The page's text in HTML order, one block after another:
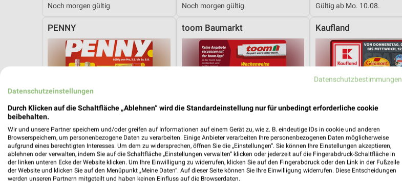
Noch morgen gültig Noch morgen gültig Gültig ab Mo. 10.08.
PENNY toom Baumarkt Kaufland
Datenschutzbestimmungen
Datenschutzeinstellungen
Durch Klicken auf die Schaltfläche „Ablehnen“ wird die Standardeinstellung nur für unbedingt erforderliche cookie
beibehalten.
Wir und unsere Partner speichern und/oder greifen auf Informationen auf einem Gerät zu, wie z. B. eindeutige IDs in cookie und anderen
Browserspeichern, um personenbezogene Daten zu verarbeiten. Einige Anbieter verarbeiten Ihre personenbezogenen Daten möglicherweise
aufgrund eines berechtigten Interesses. Um dem zu widersprechen, öffnen Sie die „Einstellungen“. Sie können Ihre Einstellungen akzeptieren,
ablehnen oder verwalten, indem Sie auf die Schaltfläche „Einstellungen verwalten“ klicken oder jederzeit auf die Fingerabdruck-Schaltfläche in
der linken unteren Ecke der Website klicken. Um Ihre Einwilligung zu widerrufen, klicken Sie auf den Fingerabdruck oder den Link in der Fußzeile
der Website und klicken Sie auf den Menüpunkt „Meine Daten“. Auf dieser Seite können Sie Ihre Einwilligung widerrufen. Diese Entscheidungen
werden unseren Partnern mitgeteilt und haben keinen Einfluss auf die Browserdaten.